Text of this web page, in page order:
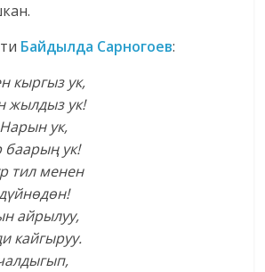
Байдылда Сарногоев:
кыргыз ук,
жылдыз ук!
ук,
баарың ук!
тил менен
айрылуу,
кайгыруу.